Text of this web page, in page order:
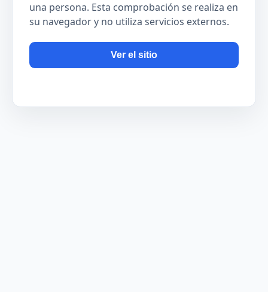
una persona. Esta comprobación se realiza en
su navegador y no utiliza servicios externos.
Ver el sitio